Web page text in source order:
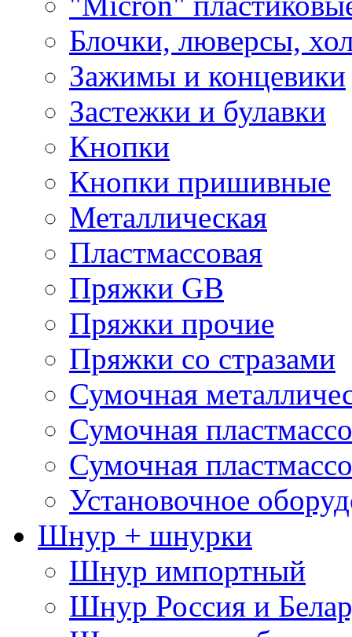
Блочки, люверсы,
Зажимы и концевики
Застежки и булавки
Кнопки
Кнопки пришивные
Металлическая
Пластмассовая
Пряжки GB
Пряжки прочие
Пряжки со стразами
Сумочная
Сумочная
Сумочная
Установочное
Шнур + шнурки
Шнур импортный
Шнур Россия и